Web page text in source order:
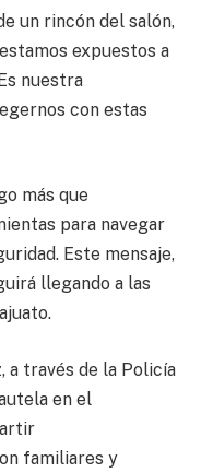
un rincón del salón,
expuestos a
nuestra
con estas
más que
para navegar
Este mensaje,
llegando a las
a través de la Policía
en el
familiares y